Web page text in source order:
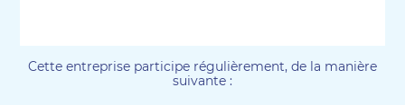
Cette entreprise participe régulièrement, de la manière
suivante :